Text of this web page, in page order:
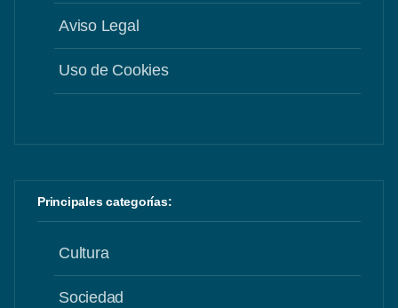
Aviso Legal
Uso de Cookies
Principales categorías:
Cultura
Sociedad